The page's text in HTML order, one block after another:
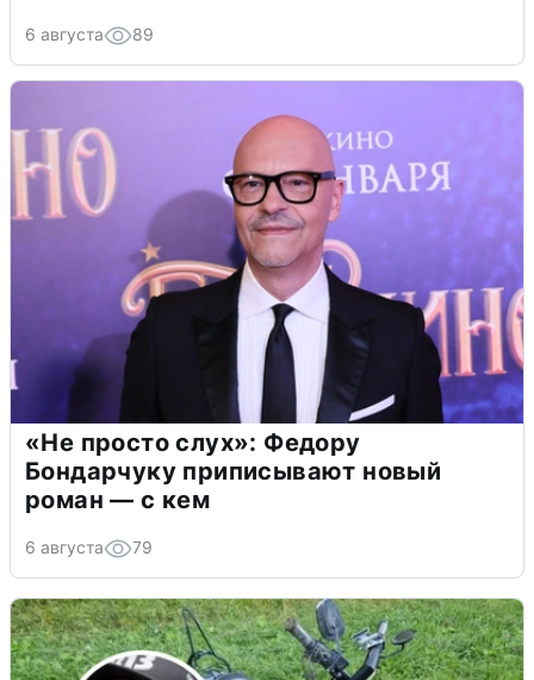
6 августа 89
«Не просто слух»: Федору
Бондарчуку приписывают новый
роман — с кем
6 августа 79